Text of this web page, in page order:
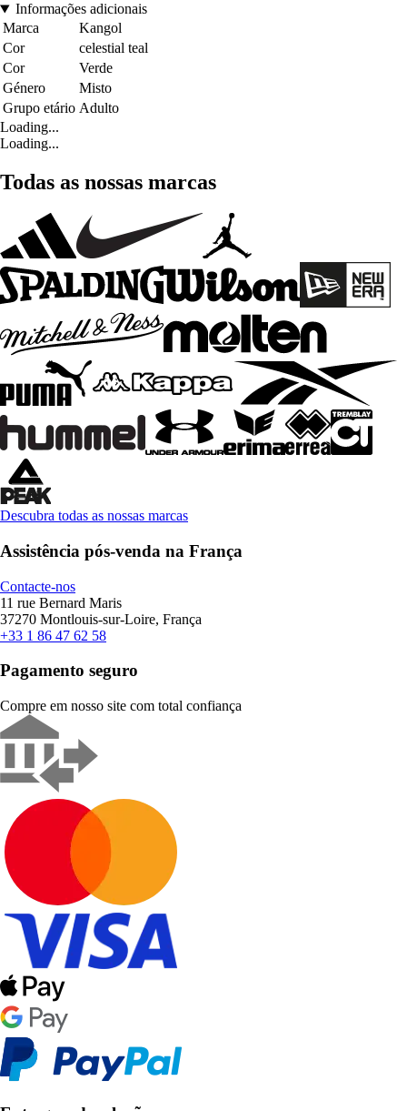
Informações adicionais
Marca
Kangol
Cor
celestial teal
Cor
Verde
Género
Misto
Grupo etário Adulto
Loading...
Loading...
Todas as nossas marcas
Descubra todas as nossas marcas
Assistência pós-venda na França
Contacte-nos
11 rue Bernard Maris
37270 Montlouis-sur-Loire, França
+33 1 86 47 62 58
Pagamento seguro
Compre em nosso site com total confiança